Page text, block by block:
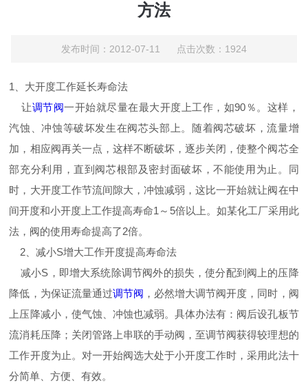
方法
发布时间：2012-07-11 点击次数：1924
1、大开度工作延长寿命法
让调节阀一开始就尽量在最大开度上工作，如90％。这样，
汽蚀、冲蚀等破坏发生在阀芯头部上。随着阀芯破坏，流量增
加，相应阀再关一点，这样不断破坏，逐步关闭，使整个阀芯全
部充分利用，直到阀芯根部及密封面破坏，不能使用为止。同
时，大开度工作节流间隙大，冲蚀减弱，这比一开始就让阀在中
间开度和小开度上工作提高寿命1～5倍以上。如某化工厂采用此
法，阀的使用寿命提高了2倍。
2、减小S增大工作开度提高寿命法
减小S，即增大系统除调节阀外的损失，使分配到阀上的压降
降低，为保证流量通过调节阀 ，必然增大调节阀开度，同时，阀
上压降减小，使气蚀、冲蚀也减弱。具体办法有：阀后设孔板节
流消耗压降；关闭管路上串联的手动阀，至调节阀获得较理想的
工作开度为止。对一开始阀选大处于小开度工作时，采用此法十
分简单、方便、有效。